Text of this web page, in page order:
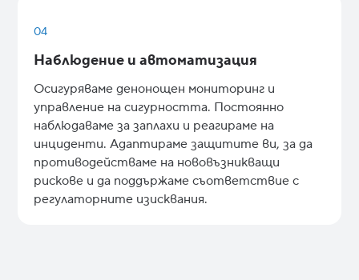
04
Наблюдение и автоматизация
Осигуряваме денонощен мониторинг и
управление на сигурността. Постоянно
наблюдаваме за заплахи и реагираме на
инциденти. Адаптираме защитите ви, за да
противодействаме на нововъзникващи
рискове и да поддържаме съответствие с
регулаторните изисквания.